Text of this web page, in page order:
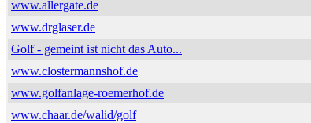
www.allergate.de
www.drglaser.de
Golf - gemeint ist nicht das Auto...
www.clostermannshof.de
www.golfanlage-roemerhof.de
www.chaar.de/walid/golf